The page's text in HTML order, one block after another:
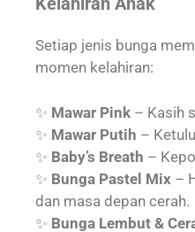
Setiap jenis bunga
momen kelahiran:
✨ Mawar Pink – Kasih
✨ Mawar Putih –
✨ Baby’s Breath –
✨ Bunga Pastel Mix –
dan masa depan cerah.
✨ Bunga Lembut &